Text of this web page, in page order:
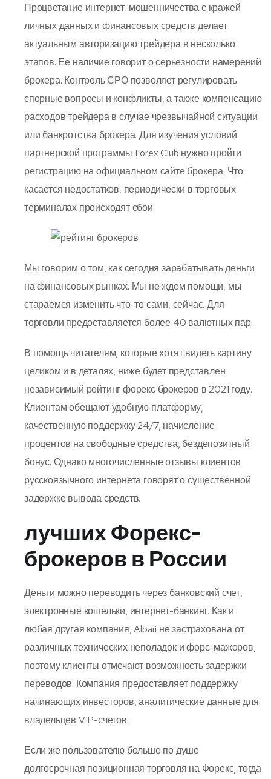
Процветание интернет-мошенничества с кражей
личных данных и финансовых средств делает
актуальным авторизацию трейдера в несколько
этапов. Ее наличие говорит о серьезности намерений
брокера. Контроль СРО позволяет регулировать
спорные вопросы и конфликты, а также компенсацию
расходов трейдера в случае чрезвычайной ситуации
или банкротства брокера. Для изучения условий
партнерской программы Forex Club нужно пройти
регистрацию на официальном сайте брокера. Что
касается недостатков, периодически в торговых
терминалах происходят сбои.
Мы говорим о том, как сегодня зарабатывать деньги
на финансовых рынках. Мы не ждем помощи, мы
стараемся изменить что-то сами, сейчас. Для
торговли предоставляется более 40 валютных пар.
В помощь читателям, которые хотят видеть картину
целиком и в деталях, ниже будет представлен
независимый рейтинг форекс брокеров в 2021 году.
Клиентам обещают удобную платформу,
качественную поддержку 24/7, начисление
процентов на свободные средства, бездепозитный
бонус. Однако многочисленные отзывы клиентов
русскоязычного интернета говорят о существенной
задержке вывода средств.
лучших Форекс-
брокеров в России
Деньги можно переводить через банковский счет,
электронные кошельки, интернет-банкинг. Как и
любая другая компания, Alpari не застрахована от
различных технических неполадок и форс-мажоров,
поэтому клиенты отмечают возможность задержки
переводов. Компания предоставляет поддержку
начинающих инвесторов, аналитические данные для
владельцев VIP-счетов.
Если же пользователю больше по душе
долгосрочная позиционная торговля на Форекс, тогда